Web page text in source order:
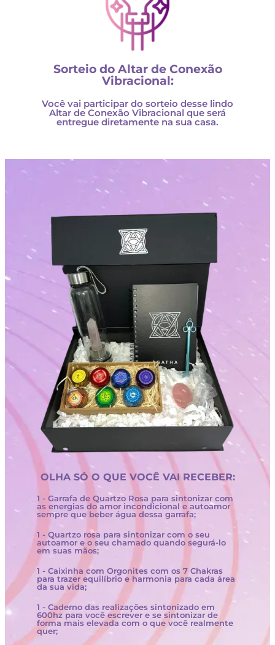
Sorteio do Altar de Conexão
Vibracional:
Você vai participar do sorteio desse lindo
Altar de Conexão Vibracional que será
entregue diretamente na sua casa.
OLHA SÓ O QUE VOCÊ VAI RECEBER:
1 - Garrafa de Quartzo Rosa para sintonizar com
as energias do amor incondicional e autoamor
sempre que beber água dessa garrafa;
1 - Quartzo rosa para sintonizar com o seu
autoamor e o seu chamado quando segurá-lo
em suas mãos;
1 - Caixinha com Orgonites com os 7 Chakras
para trazer equilíbrio e harmonia para cada área
da sua vida;
1 - Caderno das realizações sintonizado em
600hz para você escrever e se sintonizar de
forma mais elevada com o que você realmente
quer;